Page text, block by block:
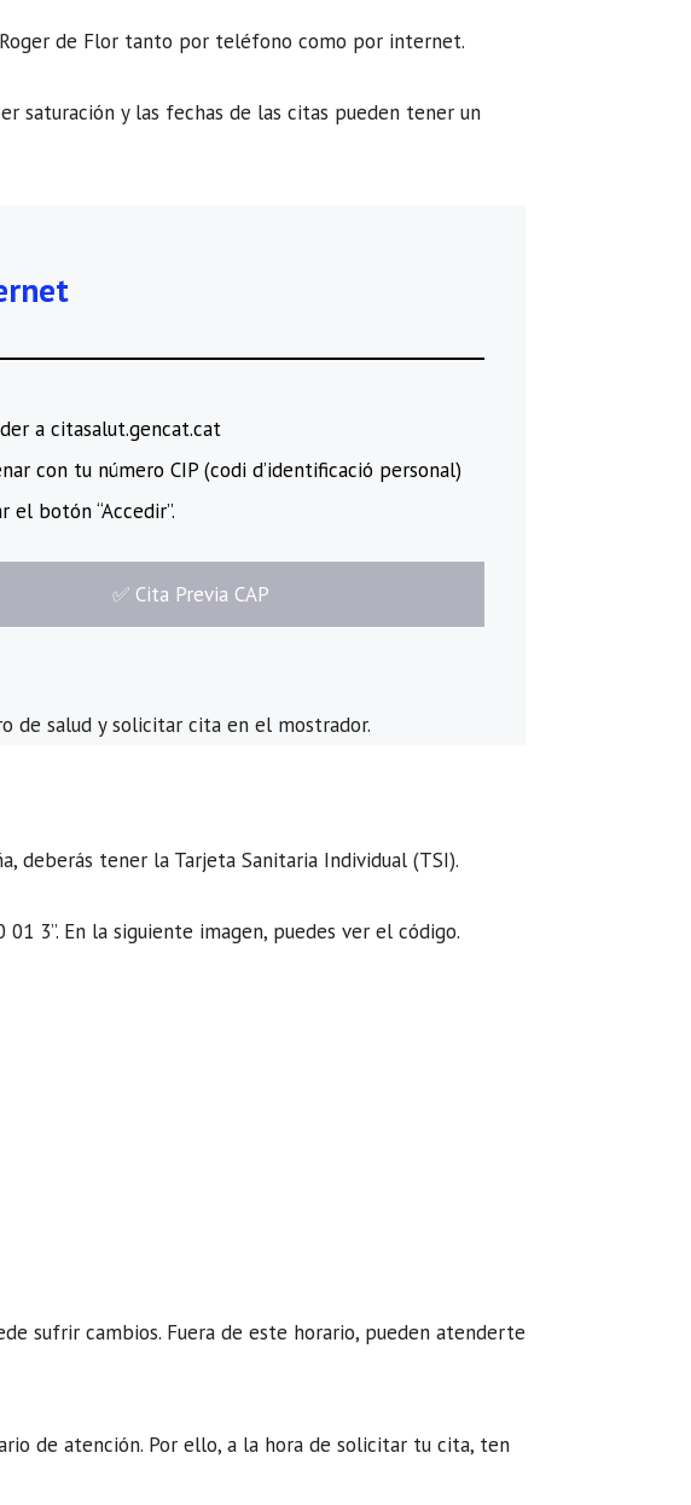
de Flor tanto por teléfono como por internet.
saturación y las fechas de las citas pueden tener un
a citasalut.gencat.cat
con tu número CIP (codi d’identificació personal)
el botón “Accedir”.
​✅​ Cita Previa CAP
de salud y solicitar cita en el mostrador.
deberás tener la Tarjeta Sanitaria Individual (TSI).
3”. En la siguiente imagen, puedes ver el código.
sufrir cambios. Fuera de este horario, pueden atenderte
de atención. Por ello, a la hora de solicitar tu cita, ten